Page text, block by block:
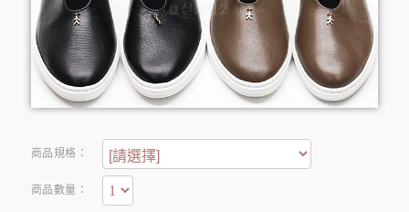
商品規格：
商品數量：